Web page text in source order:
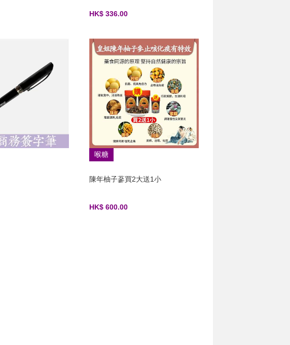
HK$ 336.00
喉糖
陳年柚子蔘買2大送1小
HK$ 600.00